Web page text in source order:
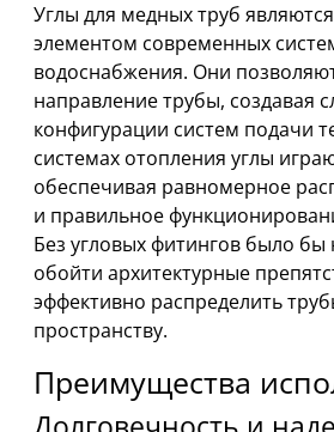
Углы для медных труб
элементом современных
водоснабжения. Они
направление трубы, создавая
конфигурации систем подачи
системах отопления углы
обеспечивая равномерное
и правильное
Без угловых фитингов было
обойти архитектурные
эффективно распределить
пространству.
Преимущества